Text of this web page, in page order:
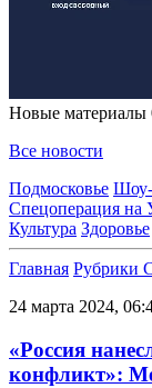
Новые материалы
Все новости
Подмосковье Шоу-
Спецоперация на
Культура Здоровье
Главная Рубрики
24 марта 2024,
«Россия
конфликт»: